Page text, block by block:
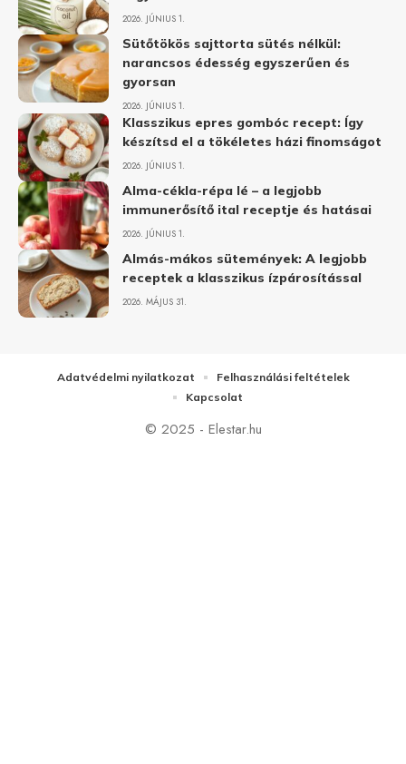
2026. JÚNIUS 1.
Sütőtökös sajttorta sütés nélkül:
narancsos édesség egyszerűen és
gyorsan
2026. JÚNIUS 1.
Klasszikus epres gombóc recept: Így
készítsd el a tökéletes házi finomságot
2026. JÚNIUS 1.
Alma-cékla-répa lé – a legjobb
immunerősítő ital receptje és hatásai
2026. JÚNIUS 1.
Almás-mákos sütemények: A legjobb
receptek a klasszikus ízpárosítással
2026. MÁJUS 31.
© 2025 - Elestar.hu
Adatvédelmi nyilatkozat
Felhasználási feltételek
Kapcsolat